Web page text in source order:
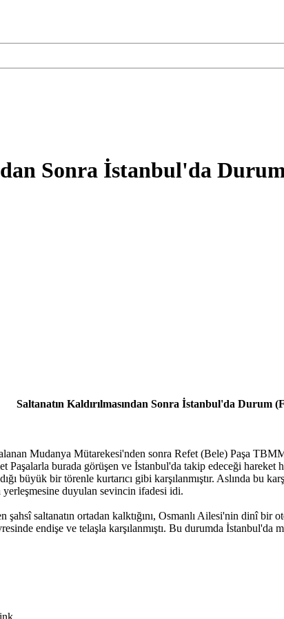
Sonra İstanbul'da
Saltanatın Kaldırılmasından Sonra İstanbul'da Durum
Mudanya Mütarekesi'nden sonra Refet (Bele) Paşa
Paşalarla burada görüşen ve İstanbul'da takip edeceği
büyük bir törenle kurtarıcı gibi karşılanmıştır. Aslında bu
duyulan sevincin ifadesi idi.
şahsî saltanatın ortadan kalktığını, Osmanlı Ailesi'nin dinî
endişe ve telaşla karşılanmıştı. Bu durumda